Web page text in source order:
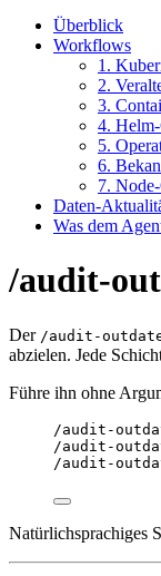
Überblick
Workflows
1.
2.
3.
4. Helm-
5.
6.
7.
Daten-
Was dem
/audit-
Der /audit-
abzielen. Jede
Führe ihn ohne
/audit-
/audit-
/audit-
Natürlichsprachiges